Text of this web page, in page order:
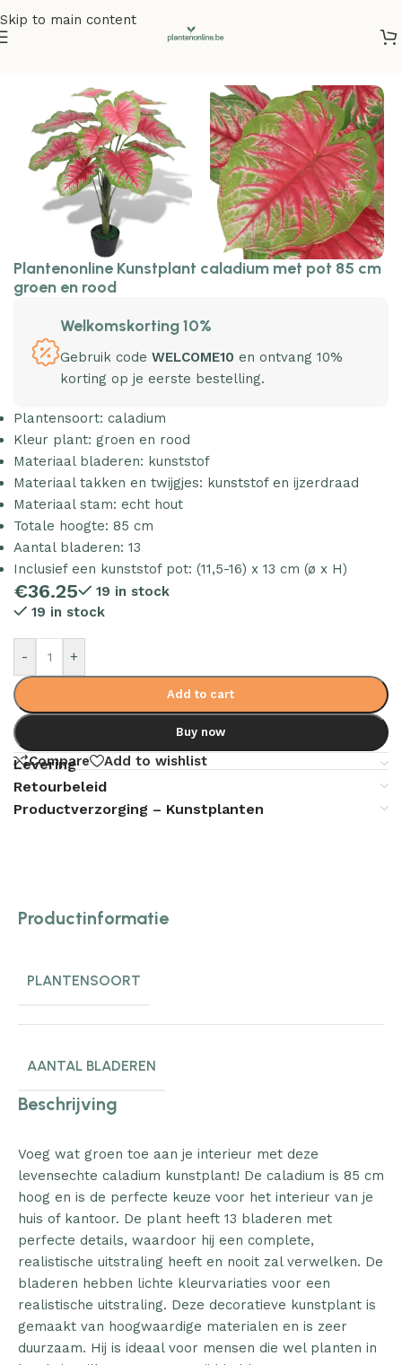
Skip to main content
Plantenonline Kunstplant caladium met pot 85 cm
groen en rood
Welkomskorting 10%
Gebruik code WELCOME10 en ontvang 10%
korting op je eerste bestelling.
Plantensoort: caladium
Kleur plant: groen en rood
Materiaal bladeren: kunststof
Materiaal takken en twijgjes: kunststof en ijzerdraad
Materiaal stam: echt hout
Totale hoogte: 85 cm
Aantal bladeren: 13
Inclusief een kunststof pot: (11,5-16) x 13 cm (ø x H)
€36.25
19 in stock
19 in stock
- +
Add to cart
Buy now
Compare Add to wishlist
Levering
Retourbeleid
Productverzorging – Kunstplanten
Productinformatie
PLANTENSOORT
AANTAL BLADEREN
Beschrijving
Voeg wat groen toe aan je interieur met deze
levensechte caladium kunstplant! De caladium is 85 cm
hoog en is de perfecte keuze voor het interieur van je
huis of kantoor. De plant heeft 13 bladeren met
perfecte details, waardoor hij een complete,
realistische uitstraling heeft en nooit zal verwelken. De
bladeren hebben lichte kleurvariaties voor een
realistische uitstraling. Deze decoratieve kunstplant is
gemaakt van hoogwaardige materialen en is zeer
duurzaam. Hij is ideaal voor mensen die wel planten in